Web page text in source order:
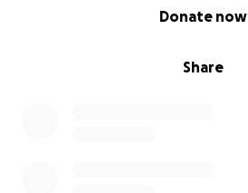
Share
Donate now